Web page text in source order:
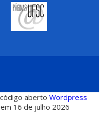
código abertoWordpress
16 de julho 2026 -